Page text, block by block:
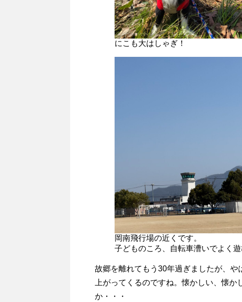
にこも大はしゃぎ！
岡南飛行場の近くです。
子どものころ、自転車漕いでよく遊
故郷を離れてもう30年過ぎましたが、
上がってくるのですね。懐かしい、懐か
か・・・